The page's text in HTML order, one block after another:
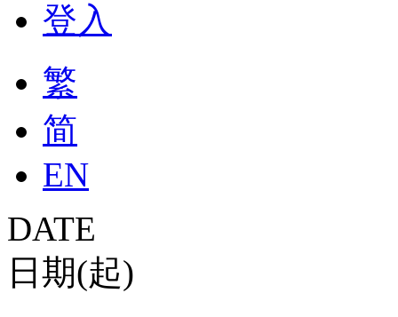
登入
繁
简
EN
DATE
日期(起)